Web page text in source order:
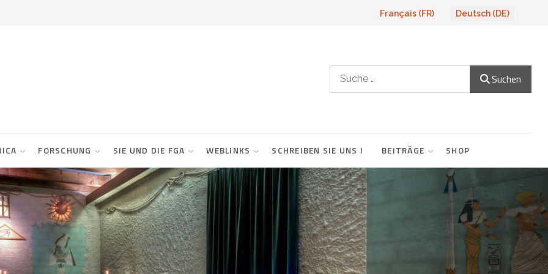
Sprache auswählen
Français (FR) Deutsch (DE)
Suchen
FORSCHUNG SIE UND DIE FGA WEBLINKS SCHREIBEN SIE UNS ! BEITRÄGE SHOP